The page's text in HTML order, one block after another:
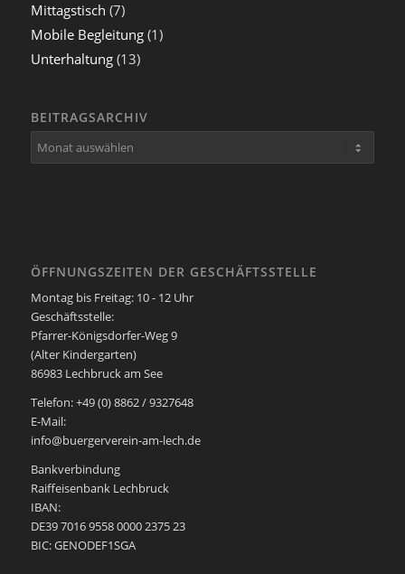
Mittagstisch (7)
Mobile Begleitung(1)
Unterhaltung(13)
BEITRAGSARCHIV
ÖFFNUNGSZEITEN DER GESCHÄFTSSTELLE
Montag bis Freitag: 10 - 12 Uhr
Geschäftsstelle:
Pfarrer-Königsdorfer-Weg 9
(Alter Kindergarten)
86983 Lechbruck am See
Telefon: +49 (0) 8862 / 9327648
E-Mail:
info@buergerverein-am-lech.de
Bankverbindung
Raiffeisenbank Lechbruck
IBAN:
DE39 7016 9558 0000 2375 23
BIC: GENODEF1SGA